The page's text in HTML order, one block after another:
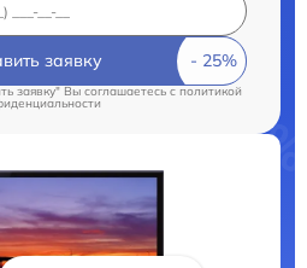
заявку
заявку" Вы соглашаетесь cполитикой